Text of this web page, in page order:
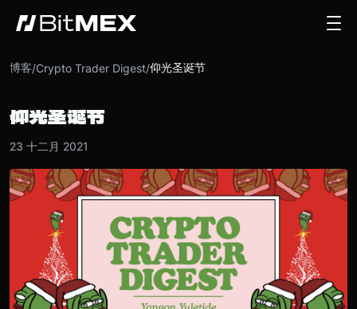
博客/Crypto Trader Digest/仰光圣诞节
仰光圣诞节
23 十二月 2021